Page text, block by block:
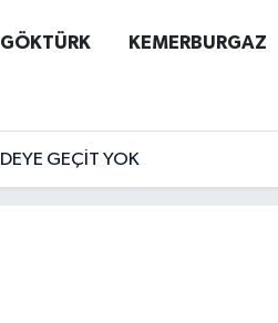
GÖKTÜRK KEMERBURGAZ
GEÇİT YOK